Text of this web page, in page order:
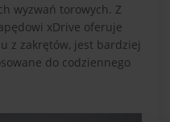
wyzwań torowych. Z
xDrive oferuje
z zakrętów, jest bardziej
do codziennego